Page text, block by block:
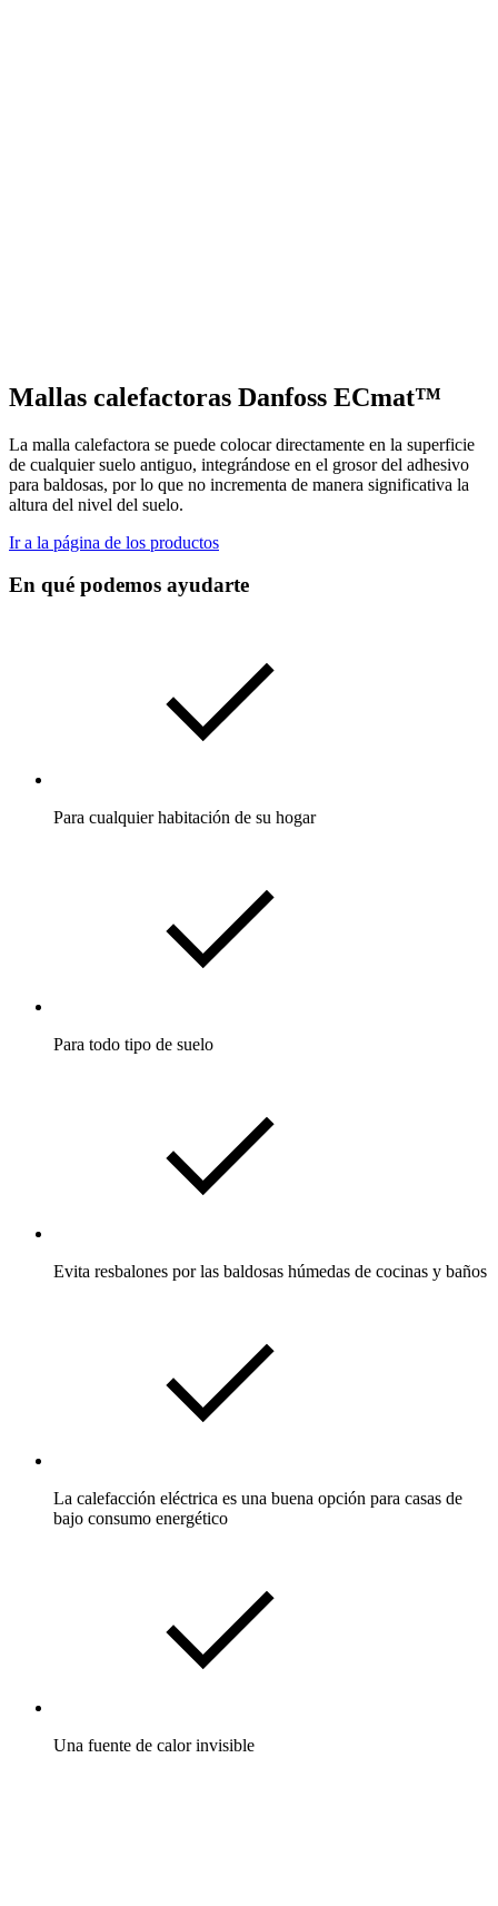
Mallas calefactoras Danfoss ECmat™
La malla calefactora se puede colocar directamente en la superficie
de cualquier suelo antiguo, integrándose en el grosor del adhesivo
para baldosas, por lo que no incrementa de manera significativa la
altura del nivel del suelo.
Ir a la página de los productos
En qué podemos ayudarte
Para cualquier habitación de su hogar
Para todo tipo de suelo
Evita resbalones por las baldosas húmedas de cocinas y baños
La calefacción eléctrica es una buena opción para casas de
bajo consumo energético
Una fuente de calor invisible